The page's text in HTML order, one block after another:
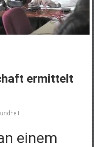
ermittelt
einem